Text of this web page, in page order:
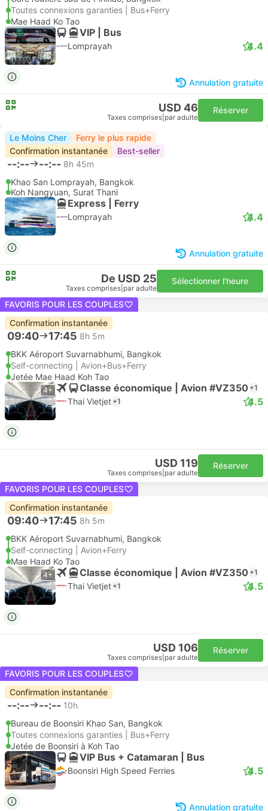
Toutes connexions garanties | Bus+Ferry
Mae Haad Ko Tao
VIP | Bus
Lomprayah 4.4
Annulation gratuite
USD 46
Taxes comprises par adulte
Réserver
Le Moins Cher
Ferry le plus rapide
Confirmation instantanée
Best-seller
--:-- --:-- 8h 45m
Khao San Lomprayah, Bangkok
Koh Nangyuan, Surat Thani
Express | Ferry
Lomprayah 4.4
Annulation gratuite
De USD 25
Taxes comprises par adulte
Sélectionner l'heure
FAVORIS POUR LES COUPLES
Confirmation instantanée
09:40 17:45 8h 5m
BKK Aéroport Suvarnabhumi, Bangkok
Self-connecting | Avion+Bus+Ferry
Jetée Mae Haad Koh Tao
4+ Classe économique | Avion #VZ350 +1
Thai Vietjet +1 4.5
USD 119
Taxes comprises par adulte
Réserver
FAVORIS POUR LES COUPLES
Confirmation instantanée
09:40 17:45 8h 5m
BKK Aéroport Suvarnabhumi, Bangkok
Self-connecting | Avion+Ferry
Mae Haad Ko Tao
4+ Classe économique | Avion #VZ350 +1
Thai Vietjet +1 4.5
USD 106
Taxes comprises par adulte
Réserver
FAVORIS POUR LES COUPLES
Confirmation instantanée
--:-- --:-- 10h
Bureau de Boonsiri Khao San, Bangkok
Toutes connexions garanties | Bus+Ferry
Jetée de Boonsiri à Koh Tao
VIP Bus + Catamaran | Bus
Boonsiri High Speed Ferries 4.5
Annulation gratuite